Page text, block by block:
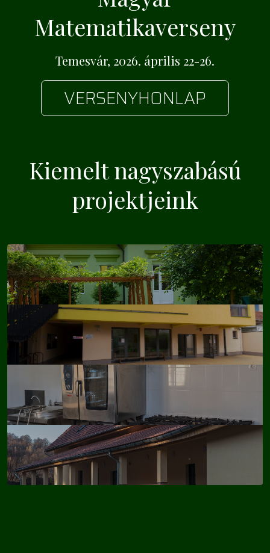
Matematikaverseny
Temesvár, 2026. április 22-26.
VERSENYHONLAP
Kiemelt nagyszabású
projektjeink